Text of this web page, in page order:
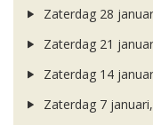
Zaterdag 28
Zaterdag 21
Zaterdag 14
Zaterdag 7